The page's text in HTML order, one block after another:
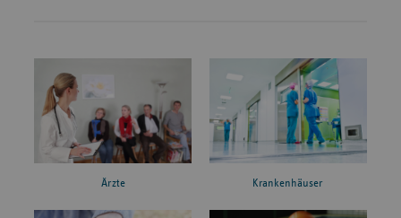
Ärzte Krankenhäuser